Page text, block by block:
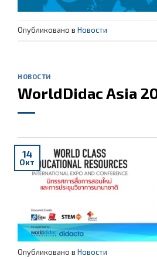
Опубликовано в Новости
НОВОСТИ
WorldDidac Asia
14
Окт
Опубликовано в Новости